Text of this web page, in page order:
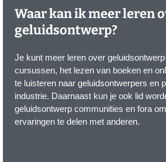
Waar kan ik meer leren
geluidsontwerp?
Je kunt meer leren over
cursussen, het lezen van boeken en
te luisteren naar geluidsontwerpers en
industrie. Daarnaast kun je ook lid
geluidsontwerp communities en fora
ervaringen te delen met anderen.